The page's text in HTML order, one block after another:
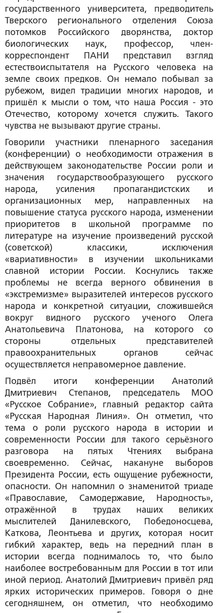
государственного университета, предводитель
Тверского регионального отделения Союза
потомков Российского дворянства, доктор
биологических наук, профессор, член-
корреспондент ПАНИ представил взгляд
естествоиспытателя на Русского человека на
земле своих предков. Он немало побывал за
рубежом, видел традиции многих народов, и
пришёл к мысли о том, что наша Россия - это
Отечество, которому хочется служить. Такого
чувства не вызывают другие страны.
Говорили участники пленарного заседания
(конференции) о необходимости отражения в
действующем законодательстве России роли и
значения государствообразующего русского
народа, усиления пропагандистских и
организационных мер, направленных на
повышение статуса русского народа, изменении
приоритетов в школьной программе по
литературе на изучение произведений русской
(советской) классики, исключения
«вариативности» в изучении школьниками
славной истории России. Коснулись также
проблемы не всегда верного обвинения в
«экстремизме» выразителей интересов русского
народа и конкретной ситуации, сложившейся
вокруг видного русского ученого Олега
Анатольевича Платонова, на которого со
стороны отдельных представителей
правоохранительных органов сейчас
осуществляется неправомерное давление.
Подвёл итоги конференции Анатолий
Дмитриевич Степанов, председатель МОО
«Русское Собрание», главный редактор сайта
«Русская Народная Линия». Он отметил, что
тема о роли русского народа в истории и
современности России для такого серьёзного
разговора на пятых Чтениях выбрана
своевременно. Сейчас, накануне выборов
Президента России, есть ощущение рубежности,
опасности. Он напомнил о знаменитой триаде
«Православие, Самодержавие, Народность»,
отражённой в трудах наших великих
мыслителей Данилевского, Победоносцева,
Каткова, Леонтьева и других, которая носит
гибкий характер, ведь на передний план в
истории всегда поднималось то, что было
наиболее востребованным для России в тот или
иной период. Анатолий Дмитриевич привёл ряд
ярких исторических примеров. Говоря о дне
сегодняшнем, он отметил, что необходимо